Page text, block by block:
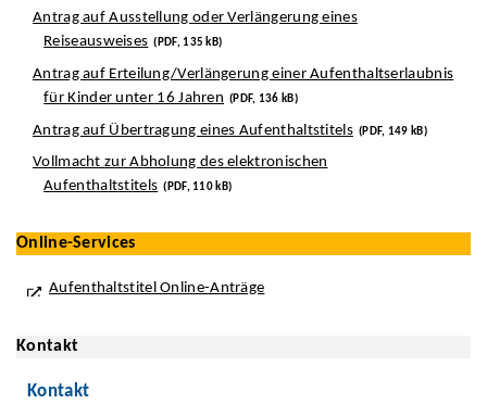
Antrag auf Ausstellung oder Verlängerung eines
Reiseausweises (PDF, 135 kB)
Antrag auf Erteilung/Verlängerung einer Aufenthaltserlaubnis
für Kinder unter 16 Jahren (PDF, 136 kB)
Antrag auf Übertragung eines Aufenthaltstitels (PDF, 149 kB)
Vollmacht zur Abholung des elektronischen
Aufenthaltstitels (PDF, 110 kB)
Online-Services
Aufenthaltstitel Online-Anträge
Kontakt
Kontakt